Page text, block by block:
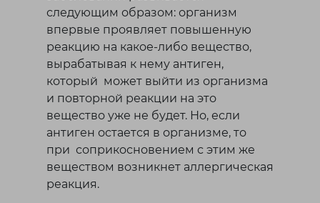
следующим образом: организм
впервые проявляет повышенную
реакцию на какое-либо вещество,
вырабатывая к нему антиген,
который может выйти из организма
и повторной реакции на это
вещество уже не будет. Но, если
антиген остается в организме, то
при соприкосновением с этим же
веществом возникнет аллергическая
реакция.